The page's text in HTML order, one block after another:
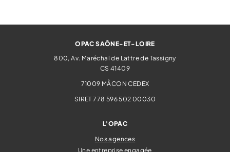
OPAC SAÔNE-ET-LOIRE
800, Av. Maréchal de Lattre de Tassigny
CS 41409
71009 MÂCON CEDEX
SIRET 778 596 502 00030
L'OPAC
Nos agences
Une entreprise engagée